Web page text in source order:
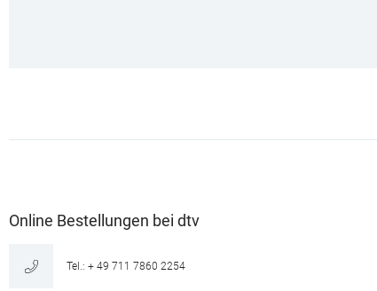
Online Bestellungen bei dtv
Tel.: + 49 711 7860 2254